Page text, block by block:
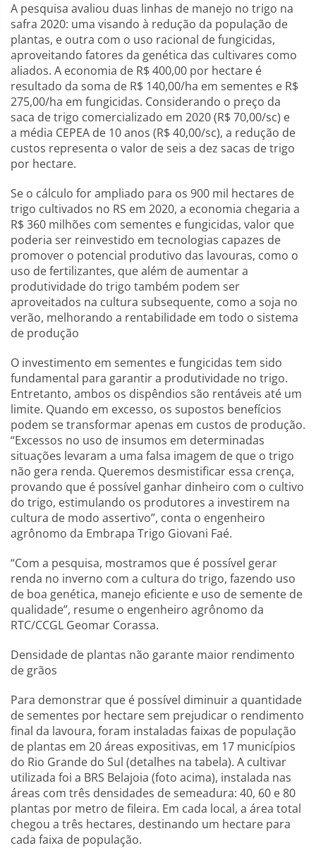
A pesquisa avaliou duas linhas de manejo no trigo na
safra 2020: uma visando à redução da população de
plantas, e outra com o uso racional de fungicidas,
aproveitando fatores da genética das cultivares como
aliados. A economia de R$ 400,00 por hectare é
resultado da soma de R$ 140,00/ha em sementes e R$
275,00/ha em fungicidas. Considerando o preço da
saca de trigo comercializado em 2020 (R$ 70,00/sc) e
a média CEPEA de 10 anos (R$ 40,00/sc), a redução de
custos representa o valor de seis a dez sacas de trigo
por hectare.
Se o cálculo for ampliado para os 900 mil hectares de
trigo cultivados no RS em 2020, a economia chegaria a
R$ 360 milhões com sementes e fungicidas, valor que
poderia ser reinvestido em tecnologias capazes de
promover o potencial produtivo das lavouras, como o
uso de fertilizantes, que além de aumentar a
produtividade do trigo também podem ser
aproveitados na cultura subsequente, como a soja no
verão, melhorando a rentabilidade em todo o sistema
de produção
O investimento em sementes e fungicidas tem sido
fundamental para garantir a produtividade no trigo.
Entretanto, ambos os dispêndios são rentáveis até um
limite. Quando em excesso, os supostos benefícios
podem se transformar apenas em custos de produção.
“Excessos no uso de insumos em determinadas
situações levaram a uma falsa imagem de que o trigo
não gera renda. Queremos desmistificar essa crença,
provando que é possível ganhar dinheiro com o cultivo
do trigo, estimulando os produtores a investirem na
cultura de modo assertivo”, conta o engenheiro
agrônomo da Embrapa Trigo Giovani Faé.
“Com a pesquisa, mostramos que é possível gerar
renda no inverno com a cultura do trigo, fazendo uso
de boa genética, manejo eficiente e uso de semente de
qualidade”, resume o engenheiro agrônomo da
RTC/CCGL Geomar Corassa.
Densidade de plantas não garante maior rendimento
de grãos
Para demonstrar que é possível diminuir a quantidade
de sementes por hectare sem prejudicar o rendimento
final da lavoura, foram instaladas faixas de população
de plantas em 20 áreas expositivas, em 17 municípios
do Rio Grande do Sul (detalhes na tabela). A cultivar
utilizada foi a BRS Belajoia (foto acima), instalada nas
áreas com três densidades de semeadura: 40, 60 e 80
plantas por metro de fileira. Em cada local, a área total
chegou a três hectares, destinando um hectare para
cada faixa de população.